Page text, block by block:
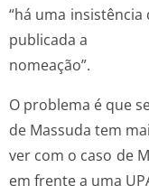
“há uma
publicada a
nomeação”.
O problema é que
de Massuda tem
ver com o caso de
em frente a uma